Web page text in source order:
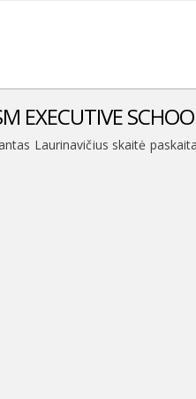
EXECUTIVE
Laurinavičius skaitė